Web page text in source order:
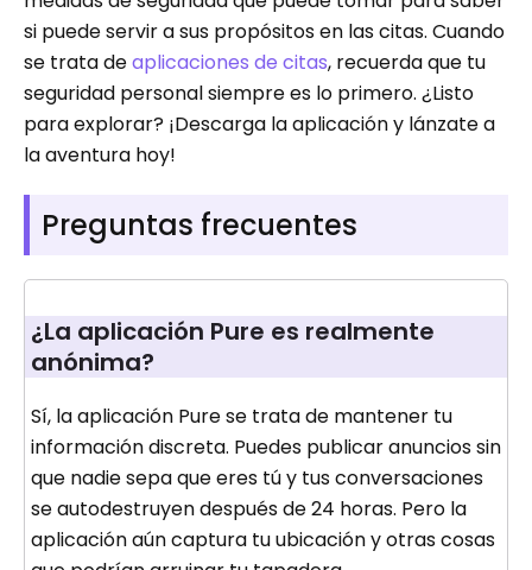
si puede servir a sus propósitos en las citas. Cuando
se trata deaplicaciones de citas, recuerda que tu
seguridad personal siempre es lo primero. ¿Listo
para explorar? ¡Descarga la aplicación y lánzate a
la aventura hoy!
Preguntas frecuentes
¿La aplicación Pure es realmente
anónima?
Sí, la aplicación Pure se trata de mantener tu
información discreta. Puedes publicar anuncios sin
que nadie sepa que eres tú y tus conversaciones
se autodestruyen después de 24 horas. Pero la
aplicación aún captura tu ubicación y otras cosas